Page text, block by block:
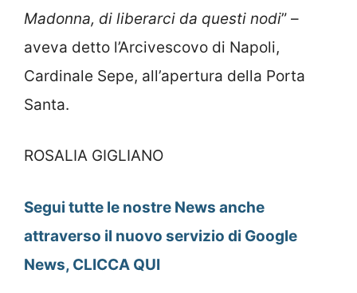
Madonna, di liberarci da questi nodi” –
aveva detto l’Arcivescovo di Napoli,
Cardinale Sepe, all’apertura della Porta
Santa.
ROSALIA GIGLIANO
Segui tutte le nostre News anche
attraverso il nuovo servizio di Google
News, CLICCA QUI